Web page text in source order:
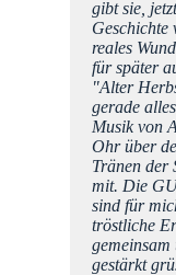
gibt sie,
Geschichte
reales
für später
"Alter
gerade
Musik von
Ohr über
Tränen der
mit. Die
sind für
tröstliche
gestärkt